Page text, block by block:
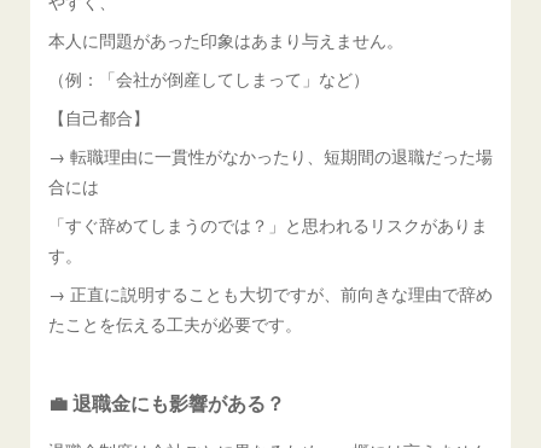
本人に問題があった印象はあまり与えません。
（例：「会社が倒産してしまって」など）
【自己都合】
→ 転職理由に一貫性がなかったり、短期間の退職だった場
合には
「すぐ辞めてしまうのでは？」と思われるリスクがありま
す。
→ 正直に説明することも大切ですが、前向きな理由で辞め
たことを伝える工夫が必要です。
💼 退職金にも影響がある？